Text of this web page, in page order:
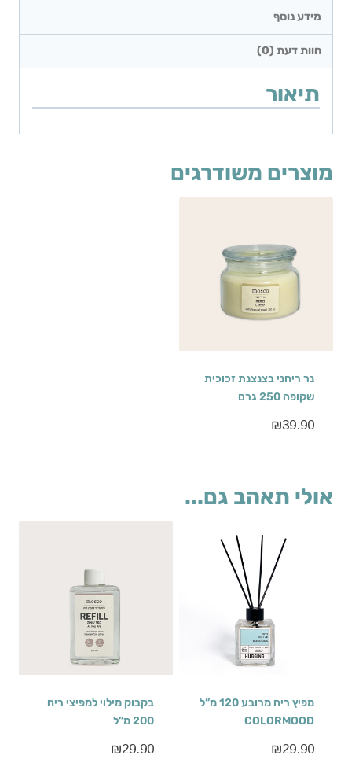
מידע נוסף
חוות דעת (0)
תיאור
מוצרים משודרגים
נר ריחני בצנצנת זכוכית
שקופה 250 גרם
₪39.90
אולי תאהב גם...
מפיץ ריח מרובע 120 מ”ל
COLORMOOD
₪29.90
בקבוק מילוי למפיצי ריח
200 מ”ל
₪29.90